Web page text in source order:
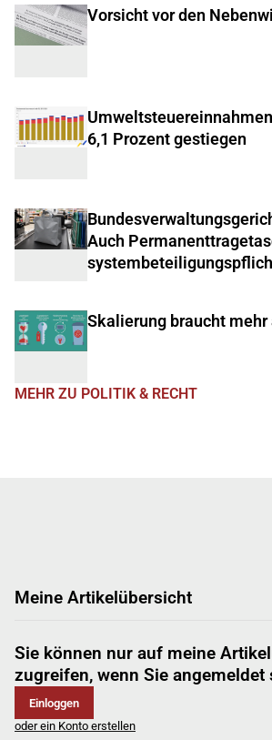
Vorsicht vor den
6,1 Prozent gestiegen
Auch
Skalierung braucht
MEHR ZU POLITIK & RECHT
Meine Artikelübersicht
Sie können nur auf meine
zugreifen, wenn Sie angemeldet
Einloggen
oder ein Konto erstellen